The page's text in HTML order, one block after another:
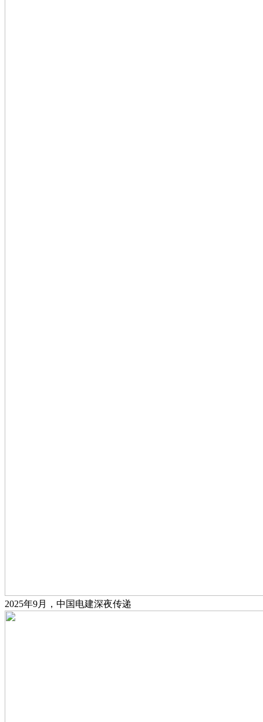
2025年9月，中国电建深夜传递